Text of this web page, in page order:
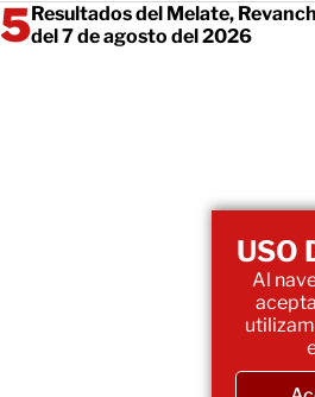
Resultados del Melate,
del 7 de agosto del 2026
USO
Al